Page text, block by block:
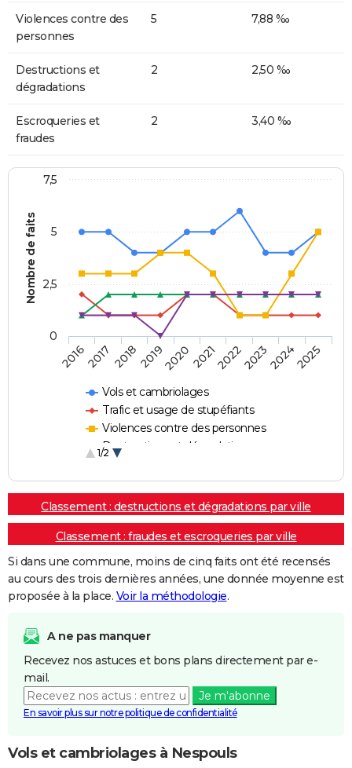
Violences contre des
personnes
5 7,88 ‰
Destructions et
dégradations
2 2,50 ‰
Escroqueries et
fraudes
2 3,40 ‰
Nombre de faits
Vols et cambriolages
Trafic et usage de stupéfiants
Violences contre des personnes
Destructions et dégradations
1/2
20162017 20182019202020212022202320242025
0
2,5
5
7,5
Classement : destructions et dégradations par ville
Classement : fraudes et escroqueries par ville
Si dans une commune, moins de cinq faits ont été recensés
au cours des trois dernières années, une donnée moyenne est
proposée à la place. Voir la méthodologie.
A ne pas manquer
Recevez nos astuces et bons plans directement par e-
mail.
Je m'abonne
En savoir plus sur notre politique de confidentialité
Vols et cambriolages à Nespouls